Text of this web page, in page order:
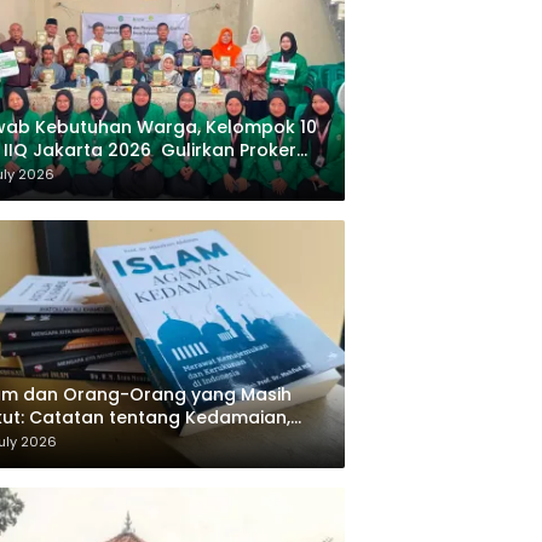
Kebutuhan Warga, Kelompok 10
IIQ Jakarta 2026 Gulirkan Proker
Al-Qur’an di Sukamanah
2026
dan Orang-Orang yang Masih
Catatan tentang Kedamaian,
dan Negara dalam
Masykuri Abdillah
2026